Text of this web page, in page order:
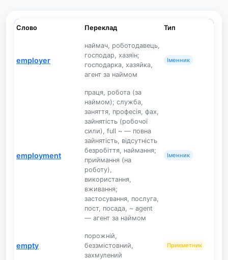
Слово Переклад Тип
employer
наймач, роботодавець,
господар, хазяїн;
господарка, хазяйка,
агент за наймом
Іменник
employment
праця, робота (за
наймом); служба,
заняття, професія, фах,
зайнятість (робочої
сили), full ~ — повна
зайнятість, відсутність
безробіття, наймання;
приймання (на
роботу),
використання,
вживання;
застосування, послуга,
пост, посада, ~ agent
— агент за наймом
Іменник
empty
порожній,
беззмістовний,
захмулений
Прикметник